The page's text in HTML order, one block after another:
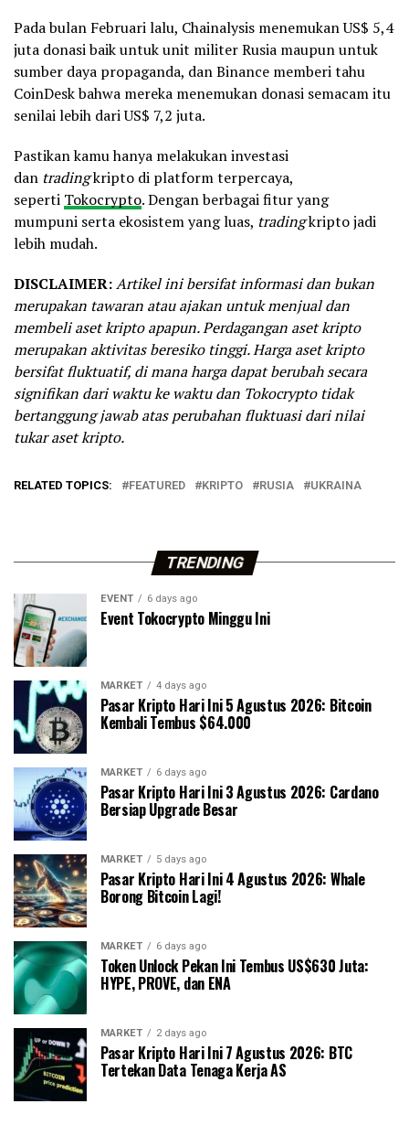
Pada bulan Februari lalu, Chainalysis menemukan US$ 5,4
juta donasi baik untuk unit militer Rusia maupun untuk
sumber daya propaganda, dan Binance memberi tahu
CoinDesk bahwa mereka menemukan donasi semacam itu
senilai lebih dari US$ 7,2 juta.
Pastikan kamu hanya melakukan investasi
dan tradingkripto di platform terpercaya,
seperti Tokocrypto. Dengan berbagai fitur yang
mumpuni serta ekosistem yang luas, tradingkripto jadi
lebih mudah.
DISCLAIMER:Artikel ini bersifat informasi dan bukan
merupakan tawaran atau ajakan untuk menjual dan
membeli aset kripto apapun. Perdagangan aset kripto
merupakan aktivitas beresiko tinggi. Harga aset kripto
bersifat fluktuatif, di mana harga dapat berubah secara
signifikan dari waktu ke waktu dan Tokocrypto tidak
bertanggung jawab atas perubahan fluktuasi dari nilai
tukar aset kripto.
RELATED TOPICS: FEATURED KRIPTO RUSIA UKRAINA
TRENDING
EVENT 6 days ago
Event Tokocrypto Minggu Ini
MARKET 4 days ago
Pasar Kripto Hari Ini 5 Agustus 2026: Bitcoin
Kembali Tembus $64.000
MARKET 6 days ago
Pasar Kripto Hari Ini 3 Agustus 2026: Cardano
Bersiap Upgrade Besar
MARKET 5 days ago
Pasar Kripto Hari Ini 4 Agustus 2026: Whale
Borong Bitcoin Lagi!
MARKET 6 days ago
Token Unlock Pekan Ini Tembus US$630 Juta:
HYPE, PROVE, dan ENA
MARKET 2 days ago
Pasar Kripto Hari Ini 7 Agustus 2026: BTC
Tertekan Data Tenaga Kerja AS